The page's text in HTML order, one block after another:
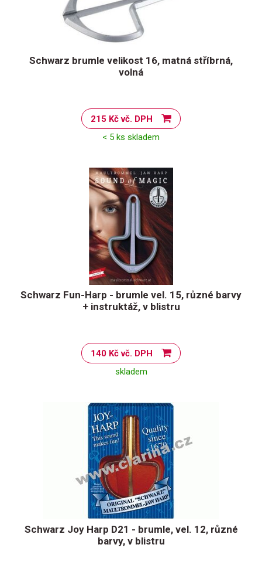
Schwarz brumle velikost 16, matná stříbrná,
volná
215 Kč vč. DPH
< 5 ks skladem
Schwarz Fun-Harp - brumle vel. 15, různé barvy
+ instruktáž, v blistru
140 Kč vč. DPH
skladem
Schwarz Joy Harp D21 - brumle, vel. 12, různé
barvy, v blistru